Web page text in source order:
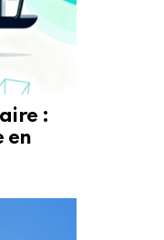
:
en